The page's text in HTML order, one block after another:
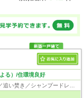
る）/住環境良好